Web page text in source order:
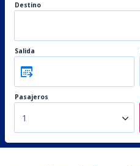
Destino
Salida
Pasajeros
1